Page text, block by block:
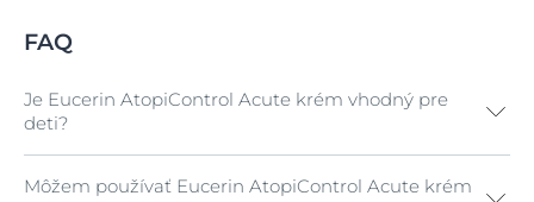
FAQ
Je Eucerin AtopiControl Acute krém vhodný pre
deti?
Áno, ak má vaše dieťa tri mesiace alebo viac.
Môžem používať Eucerin AtopiControl Acute krém